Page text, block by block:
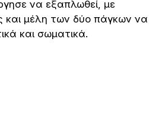
να εξαπλωθεί, με
και μέλη των δύο πάγκων να
και σωματικά.